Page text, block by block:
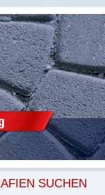
SUCHEN